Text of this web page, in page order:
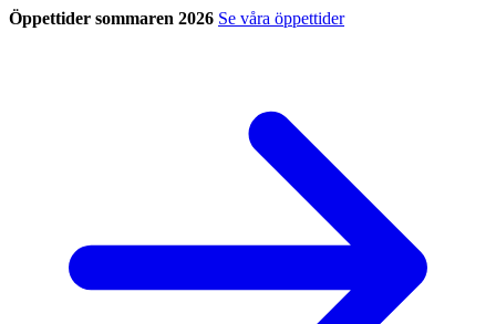
Öppettider sommaren 2026 Se våra öppettider